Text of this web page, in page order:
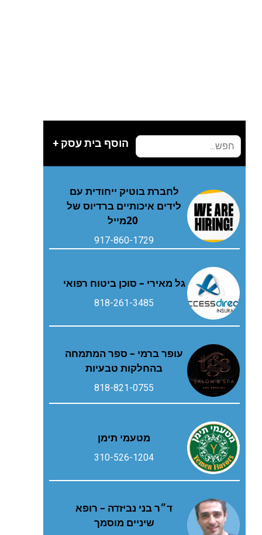
הוסף בית עסק +
‬20‭ ‬מייל
917-860-1729
גל מאירי – סוכן ביטוח רפואי
818-261-3485
עופר ברמי – ספר המתמחה
בהחלקות טבעיות
818-821-0755
מטעמי תימן
310-526-1204
ד״ר בני נביזדה – רופא
שיניים מוסמך